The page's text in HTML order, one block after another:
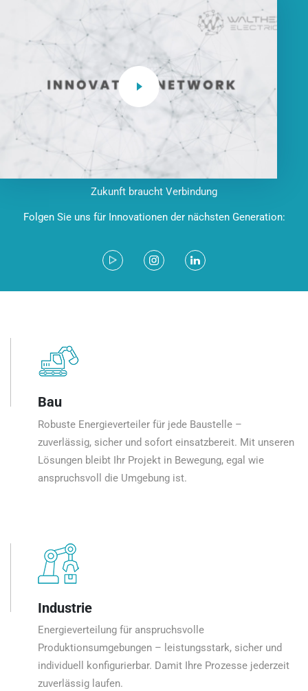
Zukunft braucht Verbindung
Folgen Sie uns für Innovationen der nächsten Generation:
Bau
Robuste Energieverteiler für jede Baustelle –
zuverlässig, sicher und sofort einsatzbereit. Mit unseren
Lösungen bleibt Ihr Projekt in Bewegung, egal wie
anspruchsvoll die Umgebung ist.
Industrie
Energieverteilung für anspruchsvolle
Produktionsumgebungen – leistungsstark, sicher und
individuell konfigurierbar. Damit Ihre Prozesse jederzeit
zuverlässig laufen.